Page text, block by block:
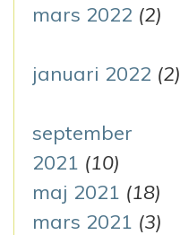
mars 2022 (2)
januari 2022 (2)
september
2021 (10)
maj 2021 (18)
mars 2021 (3)